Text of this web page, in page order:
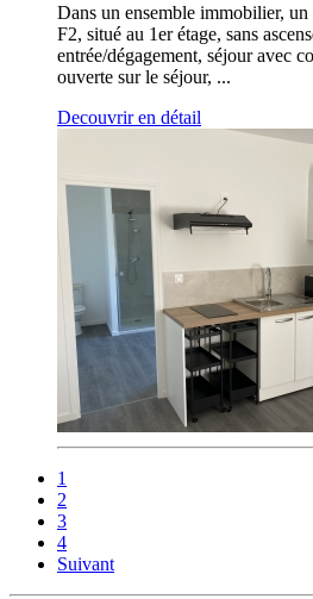
Dans un ensemble immobilier,
F2, situé au 1er étage, sans
entrée/dégagement, séjour avec
ouverte sur le séjour, ...
Decouvrir en détail
1
2
3
4
Suivant